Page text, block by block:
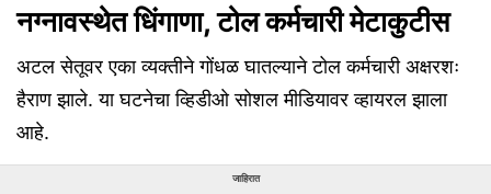
नग्नावस्थेत धिंगाणा, टोल कर्मचारी मेटाकुटीस
अटल सेतूवर एका व्यक्तीने गोंधळ घातल्याने टोल कर्मचारी अक्षरशः
हैराण झाले. या घटनेचा व्हिडीओ सोशल मीडियावर व्हायरल झाला
आहे.
जाहिरात